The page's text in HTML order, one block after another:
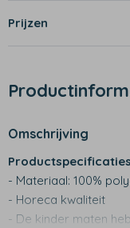
Prijzen
Omschrijving
Productspecificaties
- Materiaal: 100%
- Horeca kwaliteit
- De kinder maten